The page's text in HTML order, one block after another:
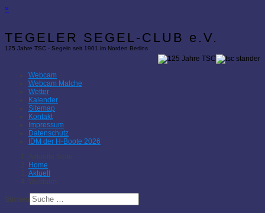
×
TEGELER SEGEL-CLUB e.V.
125 Jahre TSC - Segeln seit 1901 im Norden Berlins
Webcam
Webcam Malche
Wetter
Kalender
Sitemap
Kontakt
Impressum
Datenschutz
IDM der H-Boote 2026
Aktuelle Seite:
Home
Aktuell
Wettfahrt
Suchen